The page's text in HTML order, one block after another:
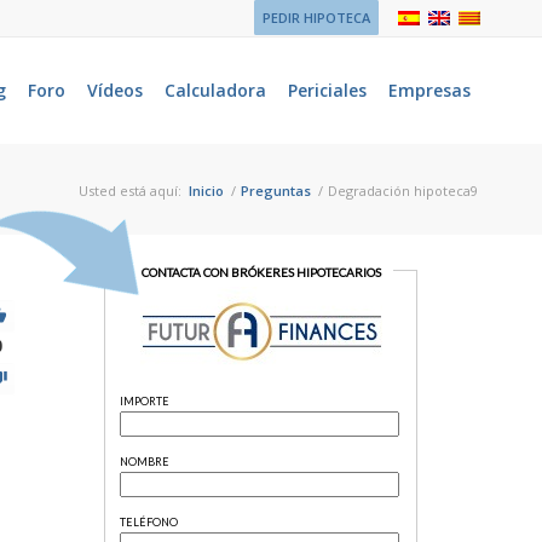
PEDIR HIPOTECA
Foro Vídeos Calculadora Periciales Empresas
Usted está aquí: Inicio / Preguntas / Degradación hipoteca9